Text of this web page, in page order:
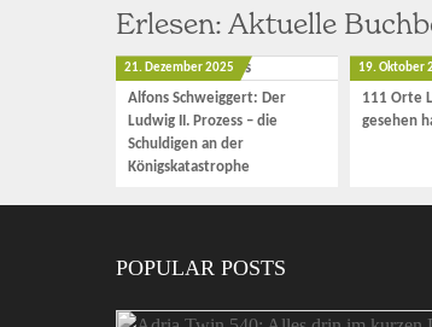
Erlesen: Aktuelle
21. Dezember 2025
Alfons Schweiggert: Der
Ludwig II. Prozess – die
Schuldigen an der
Königskatastrophe
19. Oktober
111 Orte
gesehen
POPULAR POSTS